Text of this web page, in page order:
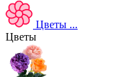
Цветы ...
Цветы